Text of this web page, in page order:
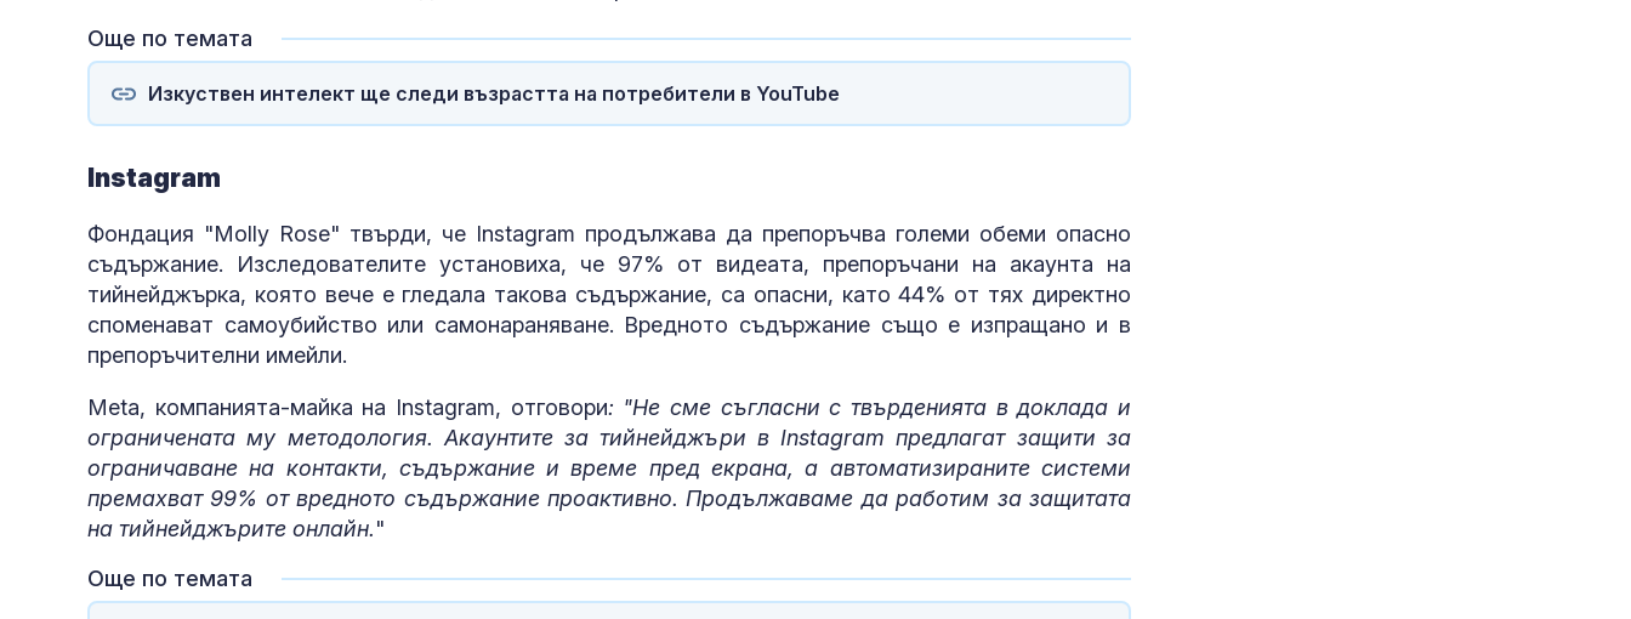
Още по темата
Изкуствен интелект ще следи възрастта на потребители в YouTube
Instagram
Фондация "Molly Rose" твърди, че Instagram продължава да препоръчва големи обеми опасно
съдържание. Изследователите установиха, че 97% от видеата, препоръчани на акаунта на
тийнейджърка, която вече е гледала такова съдържание, са опасни, като 44% от тях директно
споменават самоубийство или самонараняване. Вредното съдържание също е изпращано и в
препоръчителни имейли.
Meta, компанията-майка на Instagram, отговори: "Не сме съгласни с твърденията в доклада и
ограничената му методология. Акаунтите за тийнейджъри в Instagram предлагат защити за
ограничаване на контакти, съдържание и време пред екрана, а автоматизираните системи
премахват 99% от вредното съдържание проактивно. Продължаваме да работим за защитата
на тийнейджърите онлайн."
Още по темата